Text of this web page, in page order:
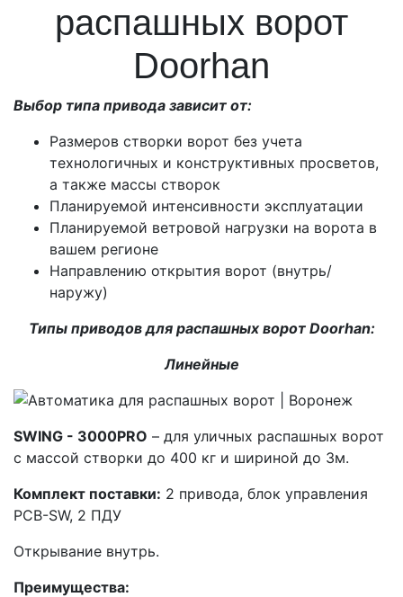
распашных ворот
Doorhan
Выбор типа привода зависит от:
Размеров створки ворот без учета
технологичных и конструктивных просветов,
а также массы створок
Планируемой интенсивности эксплуатации
Планируемой ветровой нагрузки на ворота в
вашем регионе
Направлению открытия ворот (внутрь/
наружу)
Типы приводов для распашных ворот Doorhan:
Линейные
SWING - 3000PRO – для уличных распашных ворот
с массой створки до 400 кг и шириной до 3м.
Комплект поставки: 2 привода, блок управления
РСВ-SW, 2 ПДУ
Открывание внутрь.
Преимущества: